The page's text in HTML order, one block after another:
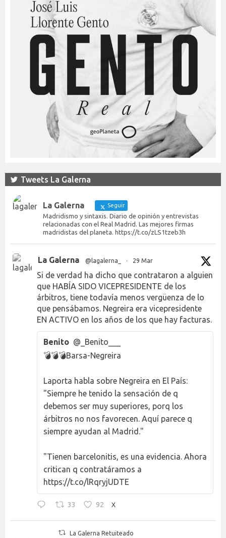
Tweets La Galerna
La Galerna Seguir
Madridismo y sintaxis. Diario de opinión y entrevistas
relacionadas con el Real Madrid. Las mejores firmas
madridistas del planeta. https://t.co/zLS1tzeb3h
La Galerna @lagalerna_ · 29 Mar
Si de verdad ha dicho que contrataron a alguien
que HABÍA SIDO VICEPRESIDENTE de los
árbitros, tiene todavía menos vergüenza de lo
que pensábamos. Negreira era vicepresidente
EN ACTIVO en los años de los que hay facturas.
Benito @_Benito___
💣💣💣Barsa-Negreira
Laporta habla sobre Negreira en El País:
"Siempre he tenido la sensación de q
debemos ser muy superiores, porq los
árbitros no nos favorecen. Aquí parece q
siempre ayudan al Madrid."
"Tienen barcelonitis, es una evidencia. Ahora
critican q contratáramos a
https://t.co/lRqryjUDTE
33 92 X
La Galerna Retuiteado